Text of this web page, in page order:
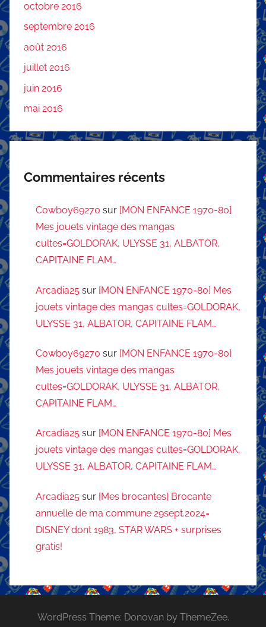
octobre 2016
septembre 2016
août 2016
juillet 2016
juin 2016
mai 2016
Commentaires récents
Cowboy69270 sur [MON ENFANCE 1970-80]
Mes jouets vintage des mangas
cultes=GOLDORAK, ULYSSE 31, ALBATOR,
CAPITAINE FLAM…
Arcadia25 sur [MON ENFANCE 1970-80] Mes
jouets vintage des mangas cultes=GOLDORAK,
ULYSSE 31, ALBATOR, CAPITAINE FLAM…
Cowboy69270 sur [MON ENFANCE 1970-80]
Mes jouets vintage des mangas
cultes=GOLDORAK, ULYSSE 31, ALBATOR,
CAPITAINE FLAM…
Arcadia25 sur [MON ENFANCE 1970-80] Mes
jouets vintage des mangas cultes=GOLDORAK,
ULYSSE 31, ALBATOR, CAPITAINE FLAM…
Arcadia25 sur [Mes brocantes] Brocante
annuelle de ma commune 29sept.2024=
DISNEY dont 1983, STAR WARS + surprises
gratis!
WordPress Theme: Donovan by ThemeZee.